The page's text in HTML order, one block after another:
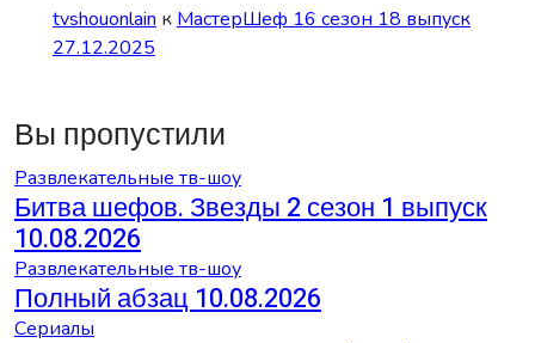
tvshouonlain к МастерШеф 16 сезон 18 выпуск
27.12.2025
Вы пропустили
Развлекательные тв-шоу
Битва шефов. Звезды 2 сезон 1 выпуск
10.08.2026
Развлекательные тв-шоу
Полный абзац 10.08.2026
Сериалы